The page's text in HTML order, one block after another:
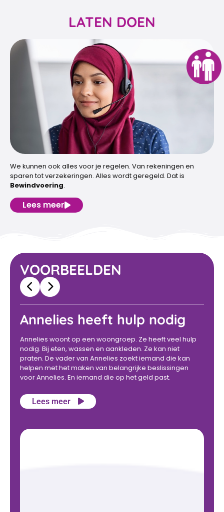
LATEN DOEN
We kunnen ook alles voor je regelen. Van rekeningen en
sparen tot verzekeringen. Alles wordt geregeld. Dat is
Bewindvoering.
Lees meer
VOORBEELDEN
Annelies heeft hulp nodig
Annelies woont op een woongroep. Ze heeft veel hulp
nodig. Bij eten, wassen en aankleden. Ze kan niet
praten. De vader van Annelies zoekt iemand die kan
helpen met het maken van belangrijke beslissingen
voor Annelies. En iemand die op het geld past.
Lees meer